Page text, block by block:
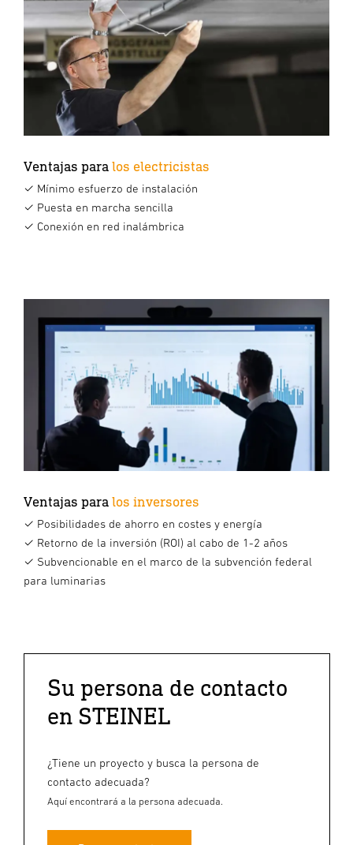
Ventajas paralos electricistas
✓ Mínimo esfuerzo de instalación
✓ Puesta en marcha sencilla
✓ Conexión en red inalámbrica
Ventajas paralos inversores
✓ Posibilidades de ahorro en costes y energía
✓ Retorno de la inversión (ROI) al cabo de 1-2 años
✓ Subvencionable en el marco de la subvención federal
para luminarias
Su persona de contacto
en STEINEL
¿Tiene un proyecto y busca la persona de
contacto adecuada?
Aquí encontrará a la persona adecuada.